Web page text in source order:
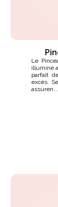
Le
illumine
parfait
excès.
assuren...